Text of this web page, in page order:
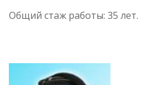
Общий стаж работы: 35 лет.